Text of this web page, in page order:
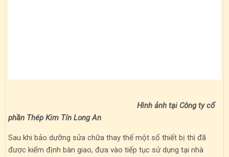
Hình ảnh tại Công ty cổ
phần Thép Kim Tín Long An
Sau khi bảo dưỡng sửa chữa thay thế một số thiết bị thì đã
được kiểm định bàn giao, đưa vào tiếp tục sử dụng tại nhà